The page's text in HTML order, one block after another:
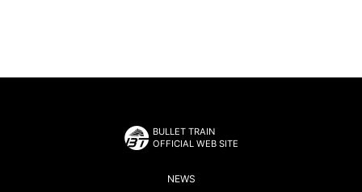
BULLET TRAIN
OFFICIAL WEB SITE
NEWS